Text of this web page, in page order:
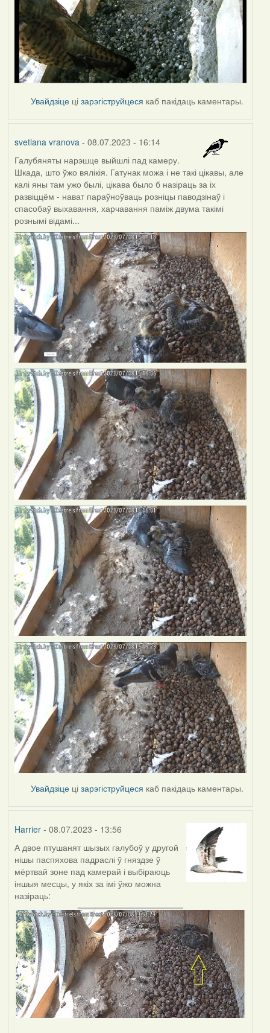
Увайдзіце цізарэгіструйцеся каб пакідаць каментары.
svetlana vranova - 08.07.2023 - 16:14
Галубяняты нарэшце выйшлі пад камеру.
Шкада, што ўжо вялікія. Гатунак можа і не такі цікавы, але
калі яны там ужо былі, цікава было б назіраць за іх
развіццём - нават параўноўваць розніцы паводзінаў і
спасобаў выхавання, харчавання паміж двума такімі
рознымі відамі...
Увайдзіце цізарэгіструйцеся каб пакідаць каментары.
Harrier- 08.07.2023 - 13:56
А двое птушанят шызых галубоў у другой
нішы паспяхова падраслі ў гняздзе ў
мёртвай зоне пад камерай і выбіраюць
іншыя месцы, у якіх за імі ўжо можна
назіраць: